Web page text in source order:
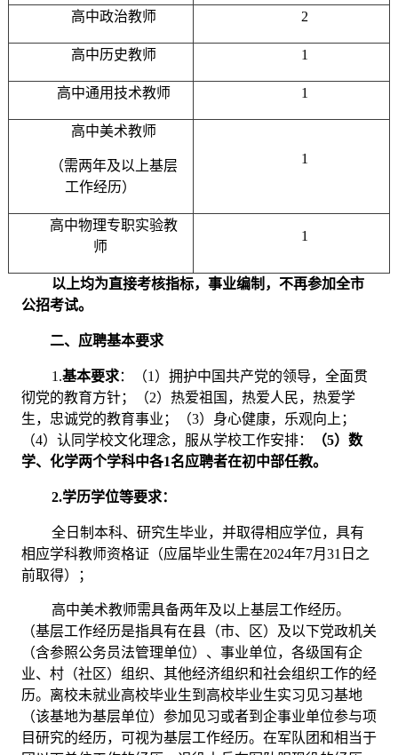
高中政治教师 2
高中历史教师 1
高中通用技术教师 1
高中美术教师
（需两年及以上基层
工作经历）
1
高中物理专职实验教
师
1
以上均为直接考核指标， 事业编制，不再参加全市
公招考试。
二、应聘基本要求
1.基本要求：（1）拥护中国共产党的领导，全面贯
彻党的教育方针；（2） 热爱祖国，热爱人民，热爱学
生，忠诚党的教育事业；（3）身心健康，乐观向上；
（4）认同学校文化理念，服从学校工作安排：
（5）数
学、 化学两个学科中各1名应聘者在初中部任教。
2.学历学位等要求：
全日制本科、 研究生毕业，并取得相应学位，具有
相应学科教师资格证（应届毕业生需在2024年7月31日之
前取得）
；
高中美术教师需具备两年及以上基层工作经历。
（基层工作经历是指具有在县（市、区）及以下党政机关
（含参照公务员法管理单位）、事业单位，各级国有企
业、村（社区）组织、其他经济组织和社会组织工作的经
历。离校未就业高校毕业生到高校毕业生实习见习基地
（该基地为基层单位）参加见习或者到企事业单位参与项
目研究的经历，可视为基层工作经历。在军队团和相当于